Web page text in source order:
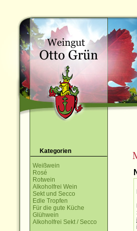
Kategorien
Weißwein
Rosé
Rotwein
Alkoholfrei Wein
Sekt und Secco
Edle Tropfen
Für die gute Küche
Glühwein
Alkoholfrei Sekt / Secco